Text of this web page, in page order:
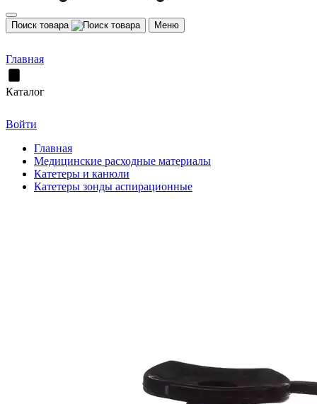
Поиск товара Меню
Главная
Каталог
Войти
Главная
Медицинские расходные материалы
Катетеры и канюли
Катетеры зонды аспирационные